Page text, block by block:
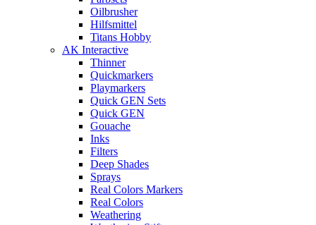
Oilbrusher
Hilfsmittel
Titans Hobby
AK Interactive
Thinner
Quickmarkers
Playmarkers
Quick GEN Sets
Quick GEN
Gouache
Inks
Filters
Deep Shades
Sprays
Real Colors Markers
Real Colors
Weathering